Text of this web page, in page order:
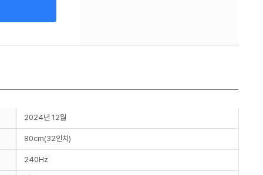
2024년 12월
80cm(32인치)
240Hz